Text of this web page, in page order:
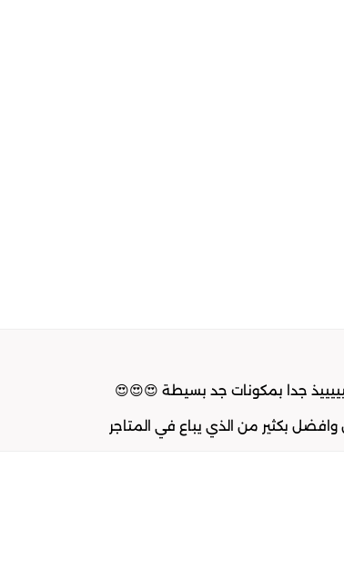
جدا بمكونات جد بسيطة 😍😍😍
بكثير من الذي يباع في المتاجر